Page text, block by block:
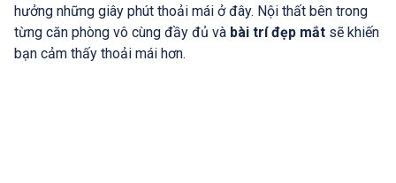
hưởng những giây phút thoải mái ở đây. Nội thất bên trong
từng căn phòng vô cùng đầy đủ và bài trí đẹp mắt sẽ khiến
bạn cảm thấy thoải mái hơn.